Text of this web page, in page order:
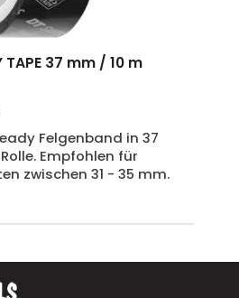
TAPE 37 mm / 10 m
Felgenband in 37
Empfohlen für
zwischen 31 - 35 mm.